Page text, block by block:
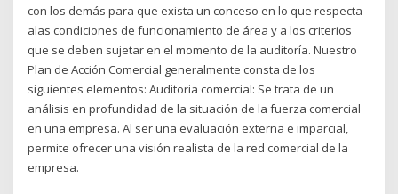
con los demás para que exista un conceso en lo que respecta
alas condiciones de funcionamiento de área y a los criterios
que se deben sujetar en el momento de la auditoría. Nuestro
Plan de Acción Comercial generalmente consta de los
siguientes elementos: Auditoria comercial: Se trata de un
análisis en profundidad de la situación de la fuerza comercial
en una empresa. Al ser una evaluación externa e imparcial,
permite ofrecer una visión realista de la red comercial de la
empresa.